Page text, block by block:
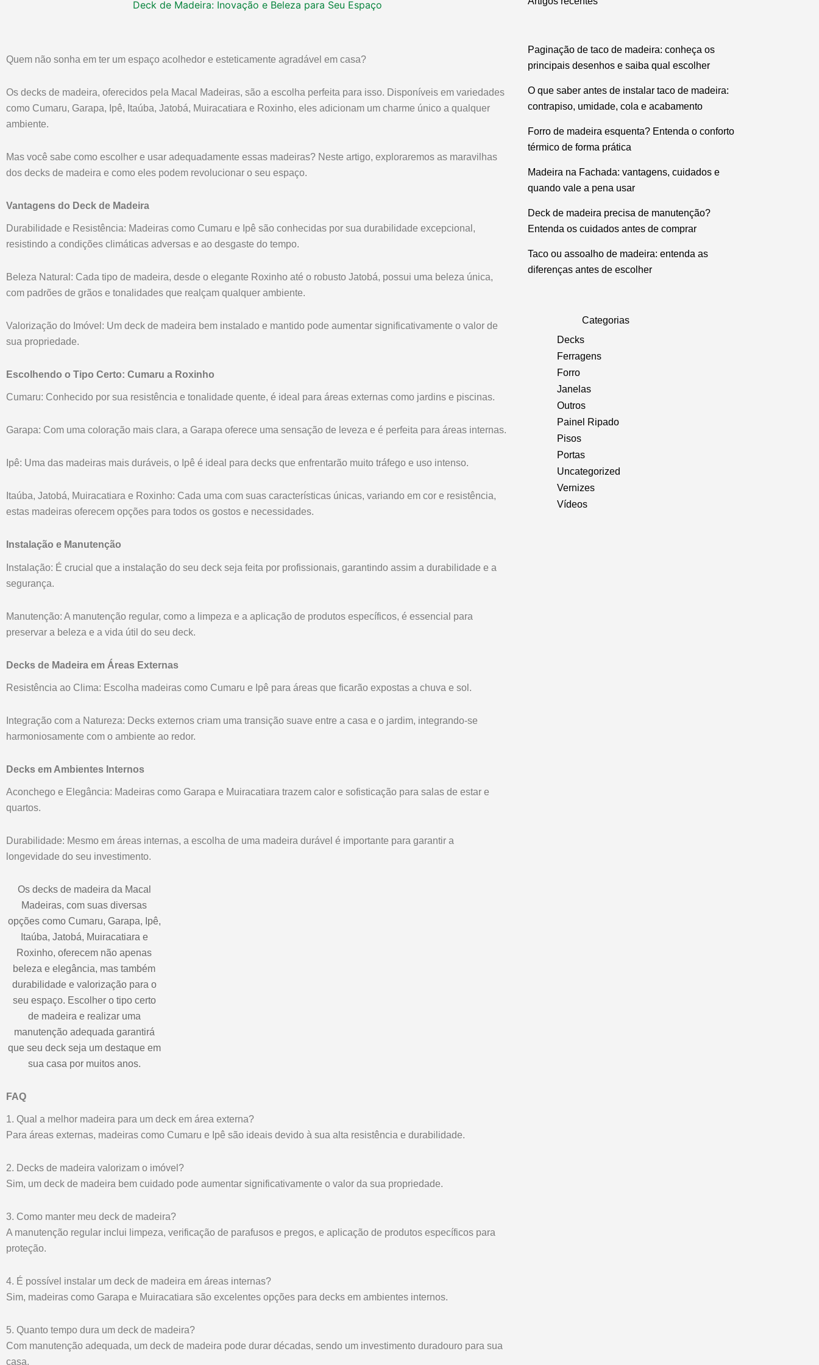
Deck de Madeira: Inovação e Beleza para Seu Espaço
Quem não sonha em ter um espaço acolhedor e esteticamente agradável em casa?
Os decks de madeira, oferecidos pela Macal Madeiras, são a escolha perfeita para isso. Disponíveis em variedades
como Cumaru, Garapa, Ipê, Itaúba, Jatobá, Muiracatiara e Roxinho, eles adicionam um charme único a qualquer
ambiente.
Mas você sabe como escolher e usar adequadamente essas madeiras? Neste artigo, exploraremos as maravilhas
dos decks de madeira e como eles podem revolucionar o seu espaço.
Vantagens do Deck de Madeira
Durabilidade e Resistência: Madeiras como Cumaru e Ipê são conhecidas por sua durabilidade excepcional,
resistindo a condições climáticas adversas e ao desgaste do tempo.
Beleza Natural: Cada tipo de madeira, desde o elegante Roxinho até o robusto Jatobá, possui uma beleza única,
com padrões de grãos e tonalidades que realçam qualquer ambiente.
Valorização do Imóvel: Um deck de madeira bem instalado e mantido pode aumentar significativamente o valor de
sua propriedade.
Escolhendo o Tipo Certo: Cumaru a Roxinho
Cumaru: Conhecido por sua resistência e tonalidade quente, é ideal para áreas externas como jardins e piscinas.
Garapa: Com uma coloração mais clara, a Garapa oferece uma sensação de leveza e é perfeita para áreas internas.
Ipê: Uma das madeiras mais duráveis, o Ipê é ideal para decks que enfrentarão muito tráfego e uso intenso.
Itaúba, Jatobá, Muiracatiara e Roxinho: Cada uma com suas características únicas, variando em cor e resistência,
estas madeiras oferecem opções para todos os gostos e necessidades.
Instalação e Manutenção
Instalação: É crucial que a instalação do seu deck seja feita por profissionais, garantindo assim a durabilidade e a
segurança.
Manutenção: A manutenção regular, como a limpeza e a aplicação de produtos específicos, é essencial para
preservar a beleza e a vida útil do seu deck.
Decks de Madeira em Áreas Externas
Resistência ao Clima: Escolha madeiras como Cumaru e Ipê para áreas que ficarão expostas a chuva e sol.
Integração com a Natureza: Decks externos criam uma transição suave entre a casa e o jardim, integrando-se
harmoniosamente com o ambiente ao redor.
Decks em Ambientes Internos
Aconchego e Elegância: Madeiras como Garapa e Muiracatiara trazem calor e sofisticação para salas de estar e
quartos.
Durabilidade: Mesmo em áreas internas, a escolha de uma madeira durável é importante para garantir a
longevidade do seu investimento.
Os decks de madeira da Macal
Madeiras, com suas diversas
opções como Cumaru, Garapa, Ipê,
Itaúba, Jatobá, Muiracatiara e
Roxinho, oferecem não apenas
beleza e elegância, mas também
durabilidade e valorização para o
seu espaço. Escolher o tipo certo
de madeira e realizar uma
manutenção adequada garantirá
que seu deck seja um destaque em
sua casa por muitos anos.
FAQ
1. Qual a melhor madeira para um deck em área externa?
Para áreas externas, madeiras como Cumaru e Ipê são ideais devido à sua alta resistência e durabilidade.
2. Decks de madeira valorizam o imóvel?
Sim, um deck de madeira bem cuidado pode aumentar significativamente o valor da sua propriedade.
3. Como manter meu deck de madeira?
A manutenção regular inclui limpeza, verificação de parafusos e pregos, e aplicação de produtos específicos para
proteção.
4. É possível instalar um deck de madeira em áreas internas?
Sim, madeiras como Garapa e Muiracatiara são excelentes opções para decks em ambientes internos.
5. Quanto tempo dura um deck de madeira?
Com manutenção adequada, um deck de madeira pode durar décadas, sendo um investimento duradouro para sua
casa.
Paginação de taco de madeira: conheça os
principais desenhos e saiba qual escolher
O que saber antes de instalar taco de madeira:
contrapiso, umidade, cola e acabamento
Forro de madeira esquenta? Entenda o conforto
térmico de forma prática
Madeira na Fachada: vantagens, cuidados e
quando vale a pena usar
Deck de madeira precisa de manutenção?
Entenda os cuidados antes de comprar
Taco ou assoalho de madeira: entenda as
diferenças antes de escolher
Categorias
Decks
Ferragens
Forro
Janelas
Outros
Painel Ripado
Pisos
Portas
Uncategorized
Vernizes
Vídeos